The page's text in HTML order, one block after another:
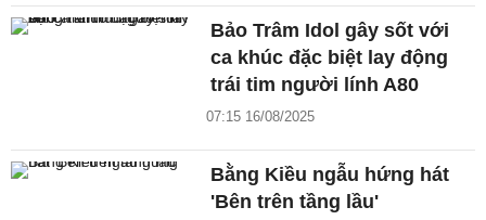
Bảo Trâm Idol gây sốt với
ca khúc đặc biệt lay động
trái tim người lính A80
07:15 16/08/2025
Bằng Kiều ngẫu hứng hát
'Bên trên tầng lầu'